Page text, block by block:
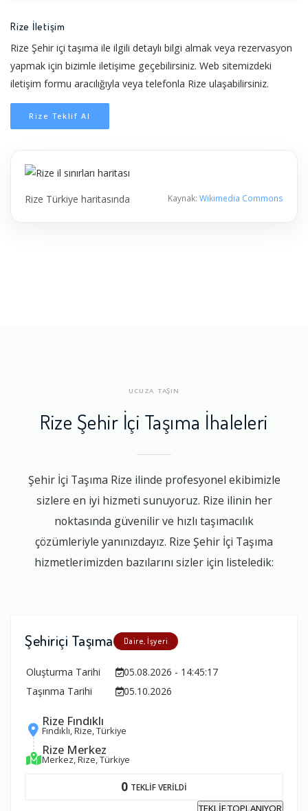
Rize İletişim
Rize Şehir içi taşıma ile ilgili detaylı bilgi almak veya rezervasyon
yapmak için bizimle iletişime geçebilirsiniz. Web sitemizdeki
iletişim formu aracılığıyla veya telefonla Rize ulaşabilirsiniz.
Rize Teklif Al
Rize Türkiye haritasında Kaynak: Wikimedia Commons
UCUZA TAŞIN
Rize Şehir İçi Taşıma İhaleleri
Şehir İçi Taşıma Rize ilinde profesyonel ekibimizle
sizlere en iyi hizmeti sunuyoruz. Rize ilinin her
noktasında güvenilir ve hızlı taşımacılık
çözümleriyle yanınızdayız. Rize Şehir İçi Taşıma
hizmetlerimizden bazılarını sizler için listeledik:
Şehiriçi Taşıma Daire, İşyeri
Oluşturma Tarihi
05.08.2026 - 14:45:17
Taşınma Tarihi
05.10.2026
Rize Fındıklı
Fındıklı, Rize, Türkiye
Rize Merkez
Merkez, Rize, Türkiye
0 TEKLİF VERİLDİ
TEKLİF TOPLANIYOR